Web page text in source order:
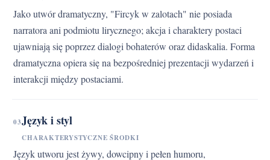
Jako utwór dramatyczny, "Fircyk w zalotach" nie posiada
narratora ani podmiotu lirycznego; akcja i charaktery postaci
ujawniają się poprzez dialogi bohaterów oraz didaskalia. Forma
dramatyczna opiera się na bezpośredniej prezentacji wydarzeń i
interakcji między postaciami.
03Język i styl
CHARAKTERYSTYCZNE ŚRODKI
Język utworu jest żywy, dowcipny i pełen humoru,